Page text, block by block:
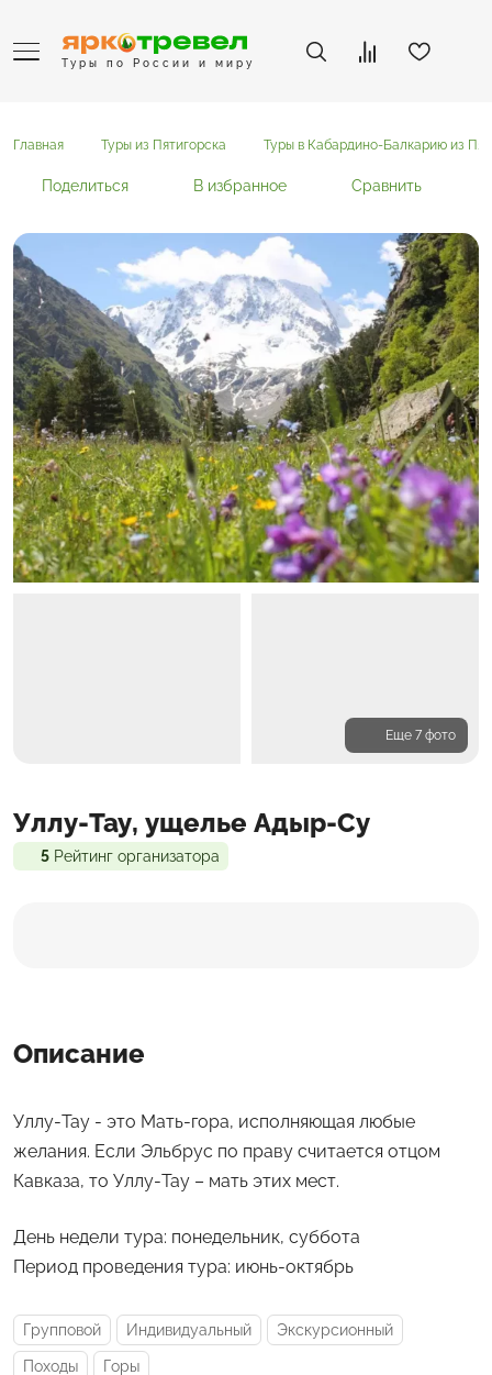
Туры по России и миру
Главная Туры из Пятигорска Туры в Кабардино-Балкарию из
Поделиться В избранное Сравнить
Еще 7 фото
Программа Входит в стоимость Доп. расходы
Уллу-Тау, ущелье Адыр-Су
5 Рейтинг организатора
Описание
Уллу-Тау - это Мать-гора, исполняющая любые
желания. Если Эльбрус по праву считается отцом
Кавказа, то Уллу-Тау – мать этих мест.
День недели тура: понедельник, суббота
Период проведения тура: июнь-октябрь
Групповой Индивидуальный Экскурсионный
Походы Горы